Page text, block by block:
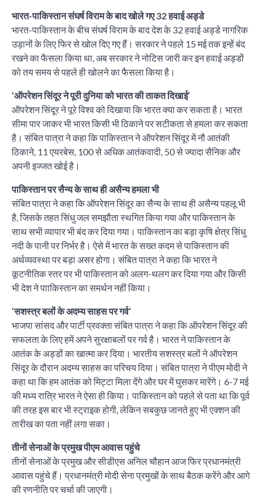
भारत-पाकिस्तान संघर्ष विराम के बाद खोले गए 32 हवाई अड्डे
भारत-पाकिस्तान के बीच संघर्ष विराम के बाद देश के 32 हवाई अड्डे नागरिक
उड़ानों के लिए फिर से खोल दिए गए हैं। सरकार ने पहले 15 मई तक इन्हें बंद
रखने का फैसला किया था, अब सरकार ने नोटिस जारी कर इन हवाई अड्डों
को तय समय से पहले ही खोलने का फैसला किया है।
‘ऑपरेशन सिंदूर ने पूरी दुनिया को भारत की ताकत दिखाई’
ऑपरेशन सिंदूर ने पूरे विश्व को दिखाया कि भारत क्या कर सकता है। भारत
सीमा पार जाकर भी भारत किसी भी ठिकाने पर सटीकता से हमला कर सकता
है। संबित पात्रा ने कहा कि पाकिस्तान ने ऑपरेशन सिंदूर में नौ आतंकी
ठिकाने, 11 एयरबेस, 100 से अधिक आतंकवादी, 50 से ज्यादा सैनिक और
अपनी इज्जत खोई है।
पाकिस्तान पर सैन्य के साथ ही असैन्य हमला भी
संबित पात्रा ने कहा कि ऑपरेशन सिंदूर का सैन्य के साथ ही असैन्य पहलू भी
है, जिसके तहत सिंधु जल समझौता स्थगित किया गया और पाकिस्तान के
साथ सभी व्यापार भी बंद कर दिया गया। पाकिस्तान का बड़ा कृषि क्षेत्र सिंधु
नदी के पानी पर निर्भर है। ऐसे में भारत के सख्त कदम से पाकिस्तान की
अर्थव्यवस्था पर बड़ा असर होगा। संबित पात्रा ने कहा कि भारत ने
कूटनीतिक स्तर पर भी पाकिस्तान को अलग-थलग कर दिया गया और किसी
भी देश ने पााकिस्तान का समर्थन नहीं किया।
‘सशस्त्र बलों के अदम्य साहस पर गर्व’
भाजपा सांसद और पार्टी प्रवक्ता संबित पात्रा ने कहा कि ऑपरेशन सिंदूर की
सफलता के लिए हमें अपने सुरक्षाबलों पर गर्व है। भारत ने पाकिस्तान के
आतंक के अड्डों का खात्मा कर दिया। भारतीय सशस्त्र बलों ने ऑपरेशन
सिंदूर के दौरान अदम्य साहस का परिचय दिया। संबित पात्रा ने पीएम मोदी ने
कहा था कि हम आतंक को मिट्टा मिला देंगे और घर में घुसकर मारेंगे। 6-7 मई
की मध्य रात्रि भारत ने ऐसा ही किया। पाकिस्तान को पहले से पता था कि पूर्व
की तरह इस बार भी स्ट्राइक होगी, लेकिन सबकुछ जानते हुए भी एक्शन की
तारीख का पता नहीं लगा सका।
तीनों सेनाओं के प्रमुख पीएम आवास पहुंचे
तीनों सेनाओं के प्रमुख और सीडीएस अनिल चौहान आज फिर प्रधानमंत्री
आवास पहुंचे हैं। प्रधानमंत्री मोदी सेना प्रमुखों के साथ बैठक करेंगे और आगे
की रणनीति पर चर्चा की जाएगी।